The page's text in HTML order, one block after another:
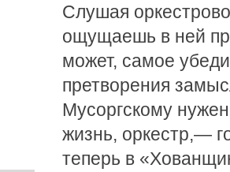
Слушая
ощущаешь в ней
может, самое
претворения
Мусоргскому
жизнь, оркестр,—
теперь в